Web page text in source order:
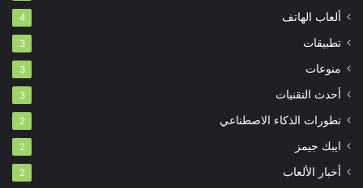
ألعاب الهاتف 4
تطبيقات 3
منوعات 3
أحدث التقنيات 3
تطورات الذكاء الاصطناعي 2
ايبك جيمز 2
أخبار الألعاب 2